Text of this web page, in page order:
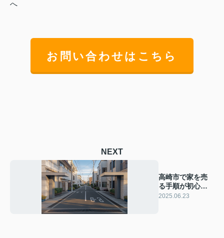
へ
お問い合わせはこちら
NEXT
高崎市で家を売
る手順が初心者
向けに分かる！
2025.06.23